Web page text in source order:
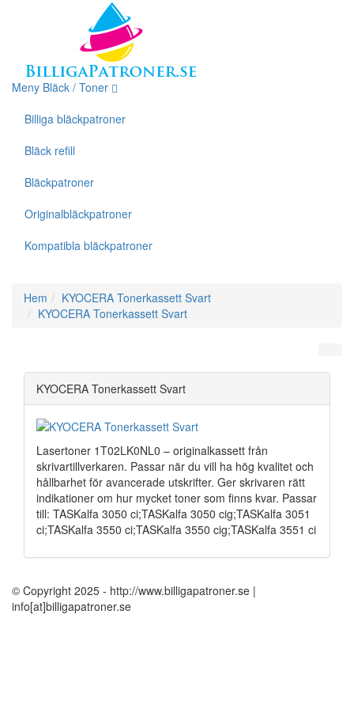
Meny Bläck / Toner
Billiga bläckpatroner
Bläck refill
Bläckpatroner
Originalbläckpatroner
Kompatibla bläckpatroner
Hem
KYOCERA Tonerkassett Svart
KYOCERA Tonerkassett Svart
KYOCERA Tonerkassett Svart
Lasertoner 1T02LK0NL0 – originalkassett från
skrivartillverkaren. Passar när du vill ha hög kvalitet och
hållbarhet för avancerade utskrifter. Ger skrivaren rätt
indikationer om hur mycket toner som finns kvar. Passar
till: TASKalfa 3050 ci;TASKalfa 3050 cig;TASKalfa 3051
ci;TASKalfa 3550 ci;TASKalfa 3550 cig;TASKalfa 3551 ci
© Copyright 2025 - http://www.billigapatroner.se |
info[at]billigapatroner.se